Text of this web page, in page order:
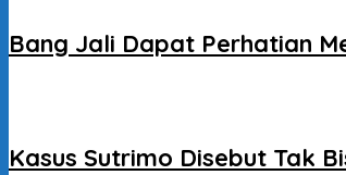
Bang Jali Dapat Perhatian
Kasus Sutrimo Disebut Tak